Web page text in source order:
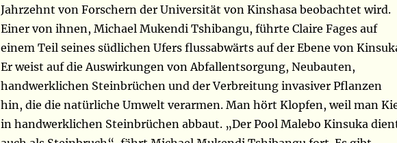
Jahrzehnt von Forschern der Universität von Kinshasa beobachtet wird.
Einer von ihnen, Michael Mukendi Tshibangu, führte Claire Fages auf
einem Teil seines südlichen Ufers flussabwärts auf der Ebene von
Er weist auf die Auswirkungen von Abfallentsorgung, Neubauten,
handwerklichen Steinbrüchen und der Verbreitung invasiver Pflanzen
hin, die die natürliche Umwelt verarmen. Man hört Klopfen, weil man
in handwerklichen Steinbrüchen abbaut. „Der Pool Malebo Kinsuka